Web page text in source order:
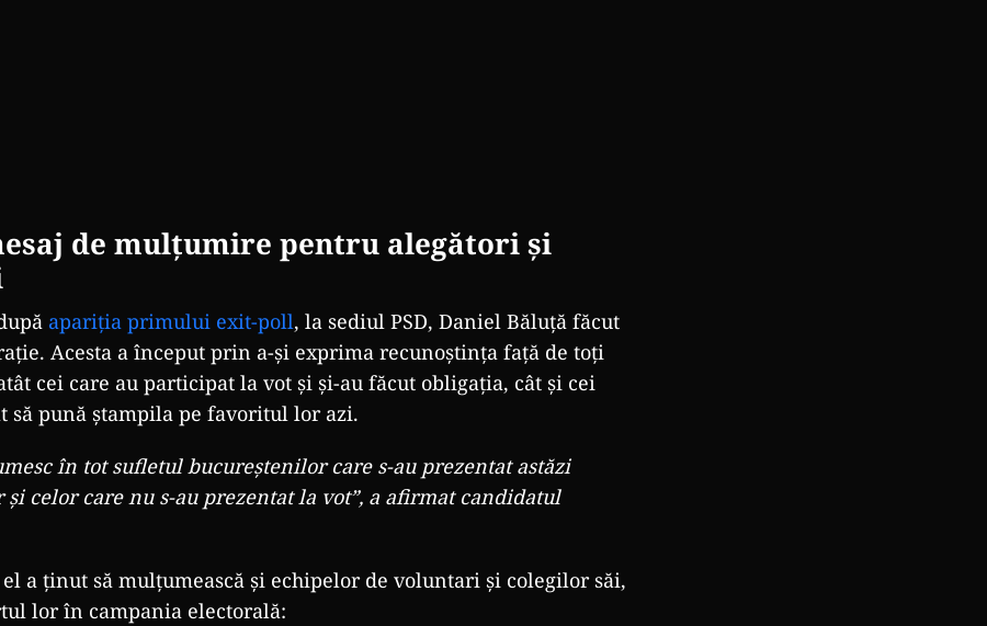
de mulțumire pentru alegători și
apariția primului exit-poll, la sediul PSD, Daniel Băluță făcut
Acesta a început prin a-și exprima recunoștința față de toți
cei care au participat la vot și și-au făcut obligația, cât și cei
să pună ștampila pe favoritul lor azi.
în tot sufletul bucureștenilor care s-au prezentat astăzi
și celor care nu s-au prezentat la vot”, a afirmat candidatul
el a ținut să mulțumească și echipelor de voluntari și colegilor săi,
lor în campania electorală: